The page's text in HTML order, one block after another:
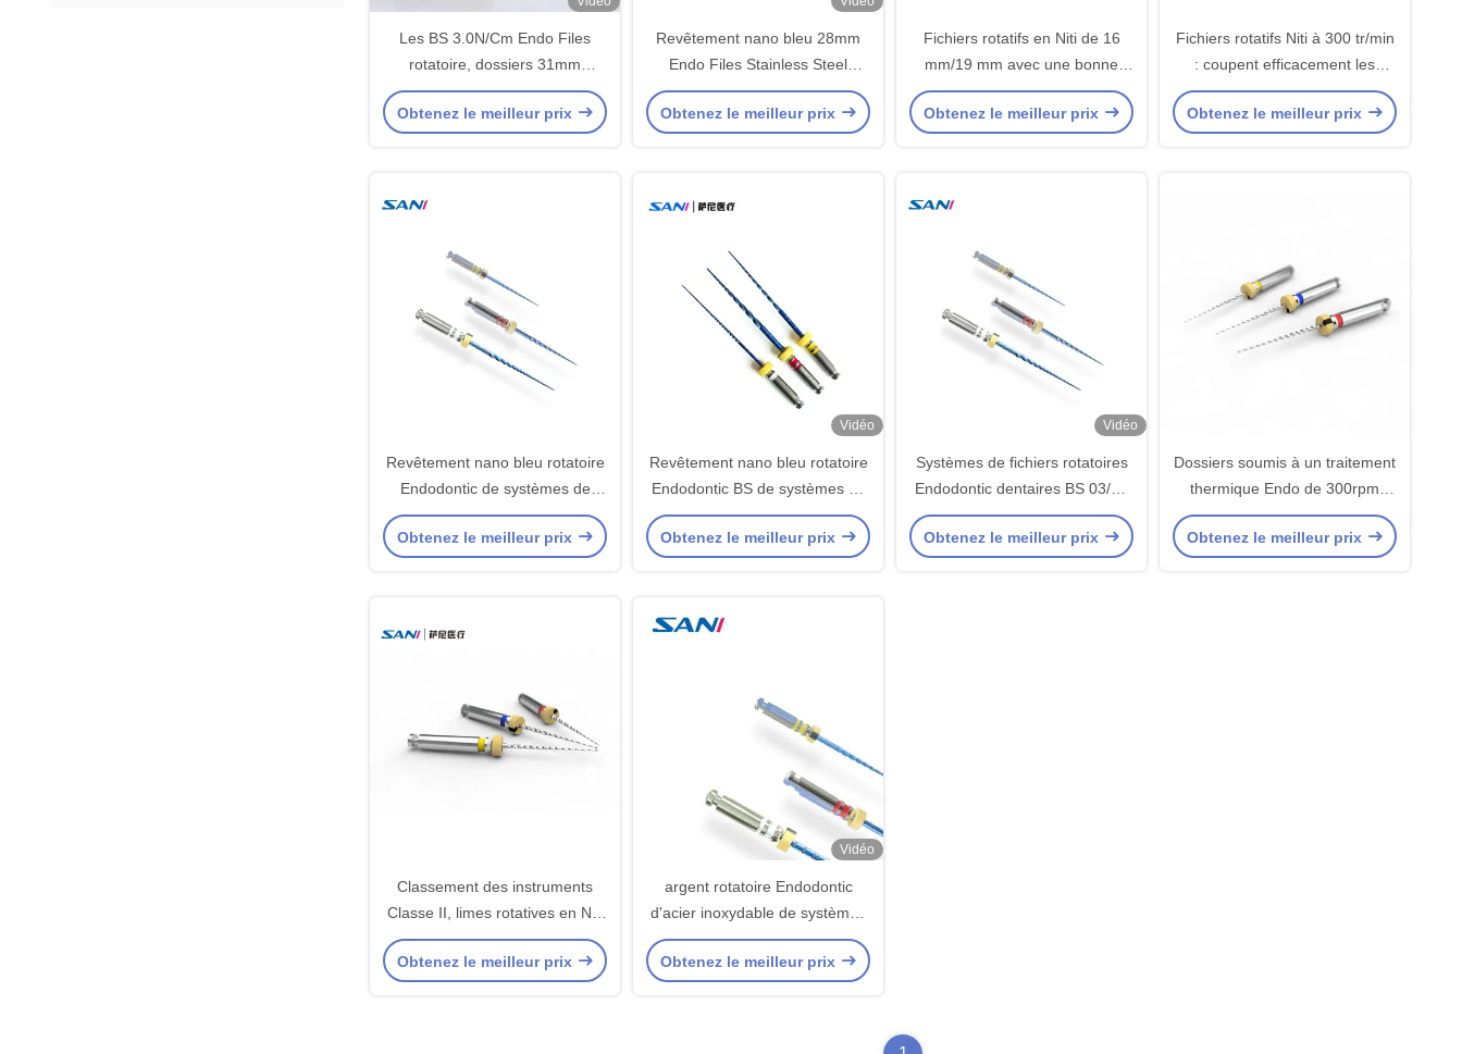
Les BS 3.0N/Cm Endo Files
rotatoire, dossiers 31mm
rotatoires argentés en métal
Obtenez le meilleur prix
Revêtement nano bleu 28mm
Endo Files Stainless Steel
rotatoire sûr
Obtenez le meilleur prix
Fichiers rotatifs en Niti de 16
mm/19 mm avec une bonne
capacité de coupe et une super
flexibilité
Obtenez le meilleur prix
Fichiers rotatifs Niti à 300 tr/min
: coupent efficacement les
documents tout en les
protégeant. Durée de
Obtenez le meilleur prix
Revêtement nano bleu rotatoire
Endodontic de systèmes de
fichiers de Niti 2.5N/CM
Obtenez le meilleur prix
Vidéo
Revêtement nano bleu rotatoire
Endodontic BS de systèmes de
fichiers
Obtenez le meilleur prix
Vidéo
Systèmes de fichiers rotatoires
Endodontic dentaires BS 03/15
04/20 06/25
Obtenez le meilleur prix
Dossiers soumis à un traitement
thermique Endo de 300rpm
19mm Niti pour le canal
radiculaire Treatmant
Obtenez le meilleur prix
Classement des instruments
Classe II, limes rotatives en Niti
avec une bonne capacité de
coupe et un couple de 2,0 N.cm
Obtenez le meilleur prix
Vidéo
argent rotatoire Endodontic
d'acier inoxydable de systèmes
de fichiers de 28mm
Obtenez le meilleur prix